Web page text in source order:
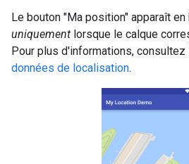
Le bouton "Ma position" apparaît
uniquement lorsque le calque
Pour plus d'informations,
données de localisation.